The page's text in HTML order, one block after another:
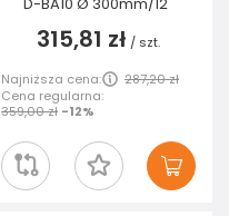
315,81 zł / szt.
Najniższa cena:
287,20 zł
Cena regularna:
359,00 zł -12%